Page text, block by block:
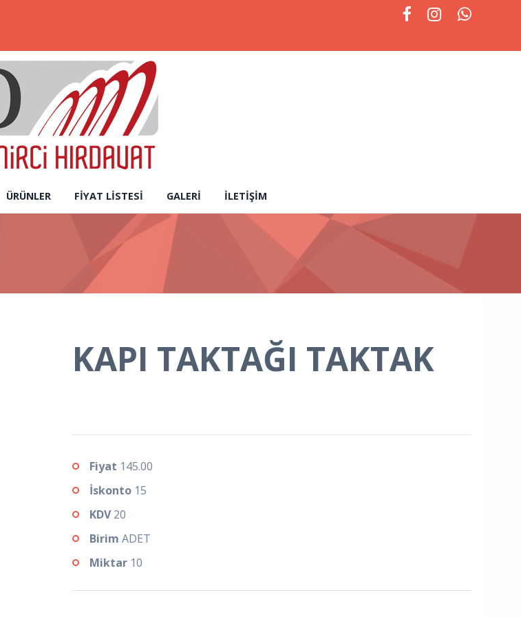
ÜRÜNLER FIYAT LISTESI GALERI İLETIŞIM
KAPI TAKTAĞI TAKTAK
Fiyat 145.00
İskonto 15
KDV20
Birim ADET
Miktar 10